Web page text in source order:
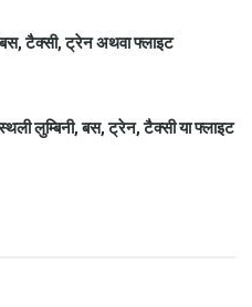
टैक्सी, ट्रेन अथवा फ्लाइट
लुम्बिनी, बस, ट्रेन, टैक्सी या फ्लाइट